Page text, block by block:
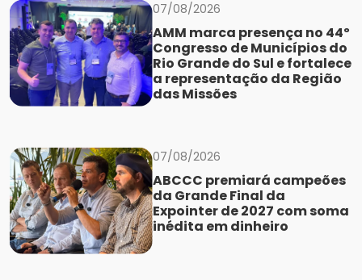
07/08/2026
AMM marca presença no 44º
Congresso de Municípios do
Rio Grande do Sul e fortalece
a representação da Região
das Missões
07/08/2026
ABCCC premiará campeões
da Grande Final da
Expointer de 2027 com soma
inédita em dinheiro